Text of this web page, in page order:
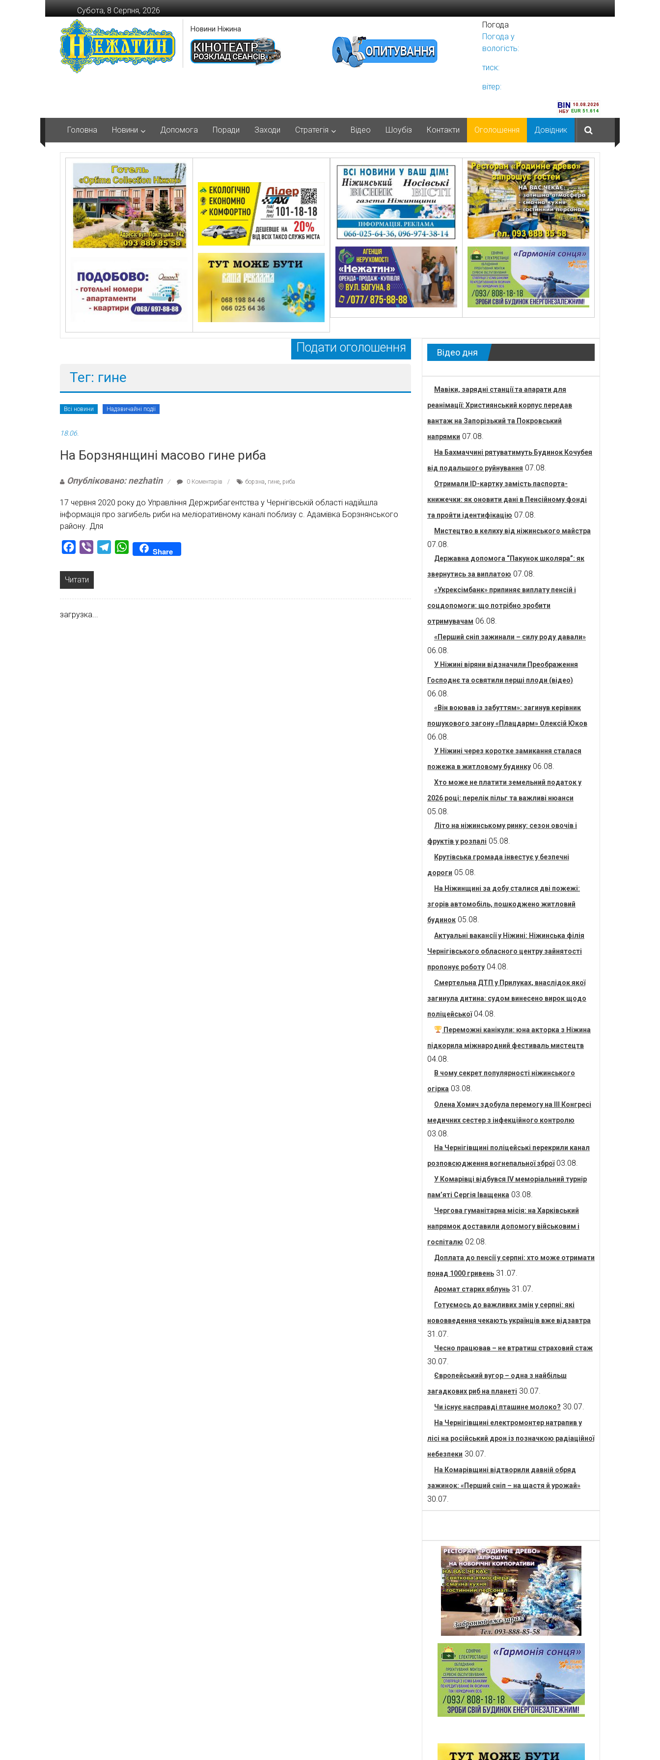
Перейти
до
вмісту
Субота, 8 Серпня, 2026
Новини Ніжина
Погода
Погода у
вологість:
тиск:
вітер:
Головна Новини Допомога Поради Заходи Стратегія Відео Шоубіз Контакти Оголошення Довідник
Подати оголошення
Тег: гине
Всі новини Надзвичайні події
18.06.
На Борзнянщині масово гине риба
Опубліковано: nezhatin 0 Коментарів борзна гине риба
17 червня 2020 року до Управління Держрибагентства у Чернігівській області надійшла
інформація про загибель риби на меліоративному каналі поблизу с. Адамівка Борзнянського
району. Для
Facebook
Viber TelegramWhatsAppShare
Читати
загрузка...
Відео дня
Мавіки, зарядні станції та апарати для
реанімації: Християнський корпус передав
вантаж на Запорізький та Покровський
напрямки 07.08.
На Бахмаччині рятуватимуть Будинок Кочубея
від подальшого руйнування 07.08.
Отримали ID-картку замість паспорта-
книжечки: як оновити дані в Пенсійному фонді
та пройти ідентифікацію 07.08.
Мистецтво в келиху від ніжинського майстра
07.08.
Державна допомога “Пакунок школяра”: як
звернутись за виплатою 07.08.
«Укрексімбанк» припиняє виплату пенсій і
соцдопомоги: що потрібно зробити
отримувачам 06.08.
«Перший сніп зажинали – силу роду давали»
06.08.
У Ніжині віряни відзначили Преображення
Господнє та освятили перші плоди (відео)
06.08.
«Він воював із забуттям»: загинув керівник
пошукового загону «Плацдарм» Олексій Юков
06.08.
У Ніжині через коротке замикання сталася
пожежа в житловому будинку 06.08.
Хто може не платити земельний податок у
2026 році: перелік пільг та важливі нюанси
05.08.
Літо на ніжинському ринку: сезон овочів і
фруктів у розпалі 05.08.
Крутівська громада інвестує у безпечні
дороги 05.08.
На Ніжинщині за добу сталися дві пожежі:
згорів автомобіль, пошкоджено житловий
будинок 05.08.
Актуальні вакансії у Ніжині: Ніжинська філія
Чернігівського обласного центру зайнятості
пропонує роботу 04.08.
Смертельна ДТП у Прилуках, внаслідок якої
загинула дитина: судом винесено вирок щодо
поліцейської 04.08.
Переможні канікули: юна акторка з Ніжина
підкорила міжнародний фестиваль мистецтв
04.08.
В чому секрет популярності ніжинського
огірка 03.08.
Олена Хомич здобула перемогу на ІІІ Конгресі
медичних сестер з інфекційного контролю
03.08.
На Чернігівщині поліцейські перекрили канал
розповсюдження вогнепальної зброї 03.08.
У Комарівці відбувся IV меморіальний турнір
пам’яті Сергія Іващенка 03.08.
Чергова гуманітарна місія: на Харківський
напрямок доставили допомогу військовим і
госпіталю 02.08.
Доплата до пенсії у серпні: хто може отримати
понад 1000 гривень 31.07.
Аромат старих яблунь 31.07.
Готуємось до важливих змін у серпні: які
нововведення чекають українців вже відзавтра
31.07.
Чесно працював – не втратиш страховий стаж
30.07.
Європейський вугор – одна з найбільш
загадкових риб на планеті 30.07.
Чи існує насправді пташине молоко? 30.07.
На Чернігівщині електромонтер натрапив у
лісі на російський дрон із позначкою радіаційної
небезпеки 30.07.
На Комарівщині відтворили давній обряд
зажинок: «Перший сніп – на щастя й урожай»
30.07.